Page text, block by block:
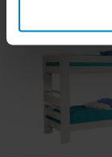
885,00